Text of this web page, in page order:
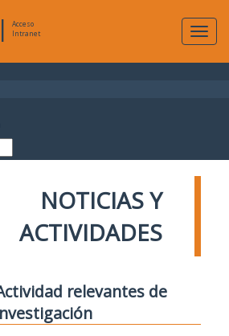
|
Acceso
Intranet
NOTICIAS Y
ACTIVIDADES
relevantes de